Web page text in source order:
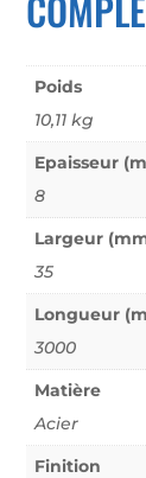
Poids
10,11 kg
Epaisseur
8
Largeur
35
Longueur
3000
Matière
Acier
Finition